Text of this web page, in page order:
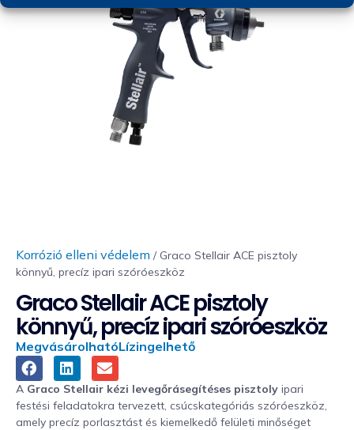
Korrózió elleni védelem / Graco Stellair ACE pisztoly
könnyű, precíz ipari szóróeszköz
Graco Stellair ACE pisztoly
könnyű, precíz ipari szóróeszköz
MegvásárolhatóLízingelhető
A Graco Stellair kézi levegőrásegítéses pisztoly ipari
festési feladatokra tervezett, csúcskategóriás szóróeszköz,
amely precíz porlasztást és kiemelkedő felületi minőséget